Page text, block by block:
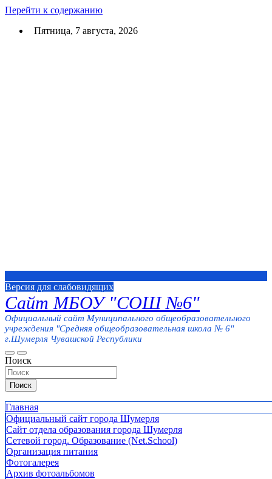
Перейти к содержанию
Пятница, 7 августа, 2026
Версия для слабовидящих
Сайт МБОУ "СОШ №6"
Официальный сайт Муниципального общеобразовательного
учреждения "Средняя общеобразовательная школа № 6"
г.Шумерля Чувашской Республики
Поиск
Поиск
Главная
Официальный сайт города Шумерля
Сайт отдела образования города Шумерля
Сетевой город. Образование (Net.School)
Организация питания
Фотогалерея
Архив фотоальбомов